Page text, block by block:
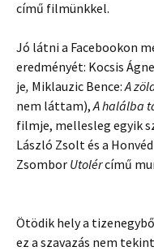
című filmünkkel.
Jó látni a Facebookon
eredményét: Kocsis
je, Miklauzic Bence:A
nem láttam),A halálba
filmje, mellesleg egyik
László Zsolt és a
Zsombor Utolércímű
Ötödik hely a
ez a szavazás nem